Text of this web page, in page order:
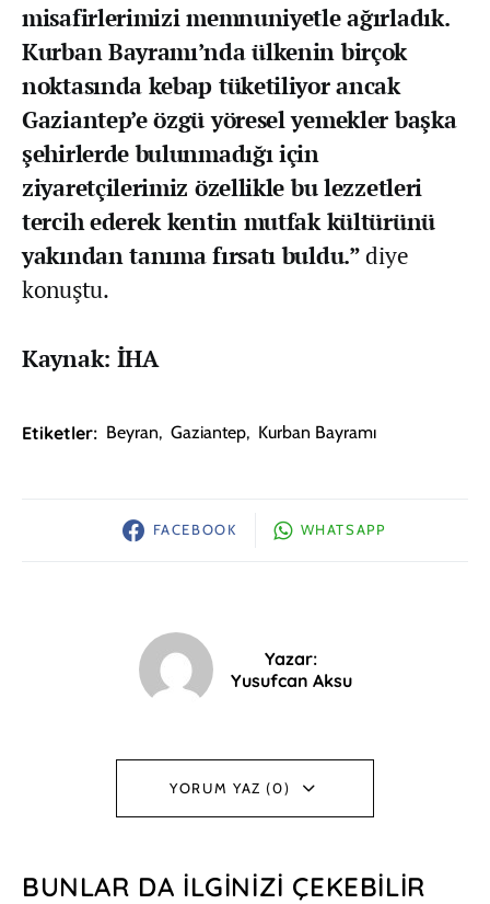
misafirlerimizi memnuniyetle ağırladık.
Kurban Bayramı’nda ülkenin birçok
noktasında kebap tüketiliyor ancak
Gaziantep’e özgü yöresel yemekler başka
şehirlerde bulunmadığı için
ziyaretçilerimiz özellikle bu lezzetleri
tercih ederek kentin mutfak kültürünü
yakından tanıma fırsatı buldu.”diye
konuştu.
Kaynak: İHA
Etiketler: Beyran, Gaziantep, Kurban Bayramı
FACEBOOK WHATSAPP
Yazar:
Yusufcan Aksu
YORUM YAZ (0)
BUNLAR DA İLGINIZI ÇEKEBILIR